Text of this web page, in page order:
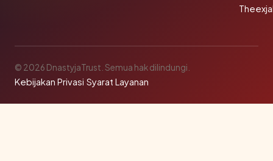
© 2026 DnastyjaTrust. Semua hak dilindungi.
Kebijakan Privasi·Syarat Layanan